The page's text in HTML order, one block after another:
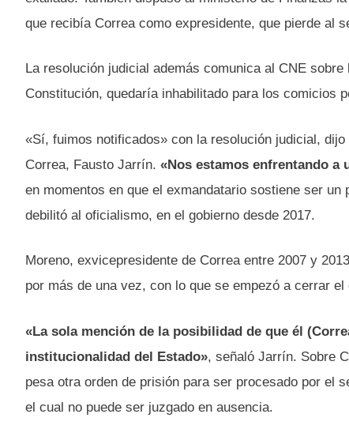
que recibía Correa como expresidente, que pierde al
La resolución judicial además comunica al CNE
Constitución, quedaría inhabilitado para los comicios
«Sí, fuimos notificados» con la resolución judicial, dijo
Correa, Fausto Jarrín. «Nos estamos enfrentando a
en momentos en que el exmandatario sostiene ser
debilitó al oficialismo, en el gobierno desde 2017.
Moreno, exvicepresidente de Correa entre 2007 y
por más de una vez, con lo que se empezó a cerrar
«La sola mención de la posibilidad de que él
institucionalidad del Estado», señaló Jarrín. Sobre
pesa otra orden de prisión para ser procesado por el
el cual no puede ser juzgado en ausencia.